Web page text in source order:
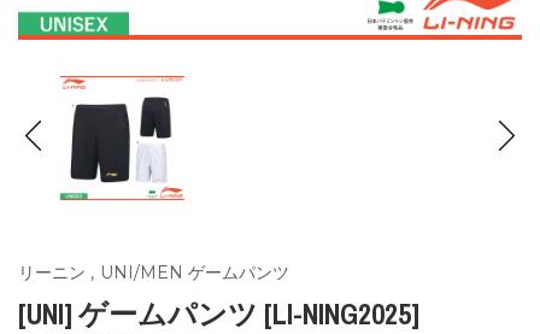
リーニン , UNI/MEN ゲームパンツ
[UNI] ゲームパンツ [LI-NING2025]